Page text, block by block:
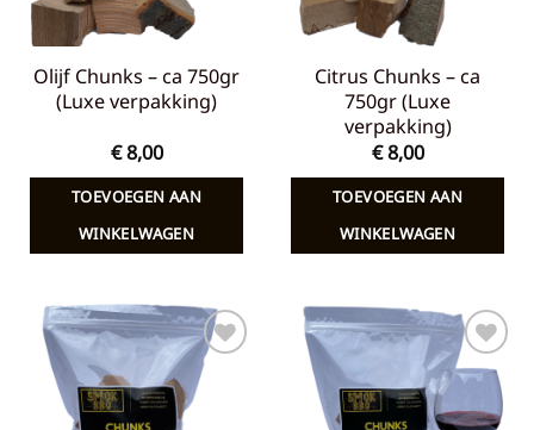
Olijf Chunks – ca 750gr
(Luxe verpakking)
€8,00
TOEVOEGEN AAN
WINKELWAGEN
Citrus Chunks – ca
750gr (Luxe
verpakking)
€8,00
TOEVOEGEN AAN
WINKELWAGEN
Toevoegen
aan
verlanglijst
Toevoegen
aan
verlanglijst